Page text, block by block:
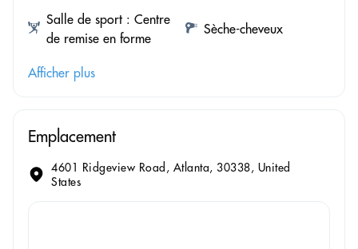
Salle de sport : Centre
de remise en forme
Sèche-cheveux
Afficher plus
Emplacement
4601 Ridgeview Road, Atlanta, 30338, United
States